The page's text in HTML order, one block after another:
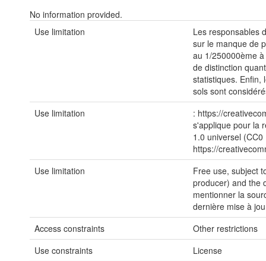
No information provided.
Use limitation
Les responsables
sur le manque de
au 1/250000ème
de distinction
statistiques. Enfin,
sols sont
Use limitation
: https://
s'applique pour la
1.0 universel
https://
Use limitation
Free use, subject
producer) and the
mentionner la
dernière mise à
Access constraints
Other restrictions
Use constraints
License